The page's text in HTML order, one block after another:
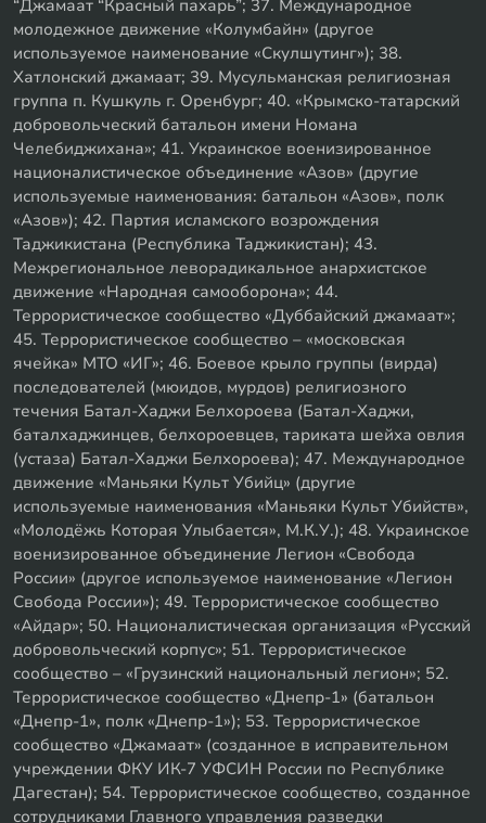
“Джамаат “Красный пахарь”; 37. Международное
молодежное движение «Колумбайн» (другое
используемое наименование «Скулшутинг»); 38.
Хатлонский джамаат; 39. Мусульманская религиозная
группа п. Кушкуль г. Оренбург; 40. «Крымско-татарский
добровольческий батальон имени Номана
Челебиджихана»; 41. Украинское военизированное
националистическое объединение «Азов» (другие
используемые наименования: батальон «Азов», полк
«Азов»); 42. Партия исламского возрождения
Таджикистана (Республика Таджикистан); 43.
Межрегиональное леворадикальное анархистское
движение «Народная самооборона»; 44.
Террористическое сообщество «Дуббайский джамаат»;
45. Террористическое сообщество – «московская
ячейка» МТО «ИГ»; 46. Боевое крыло группы (вирда)
последователей (мюидов, мурдов) религиозного
течения Батал-Хаджи Белхороева (Батал-Хаджи,
баталхаджинцев, белхороевцев, тариката шейха овлия
(устаза) Батал-Хаджи Белхороева); 47. Международное
движение «Маньяки Культ Убийц» (другие
используемые наименования «Маньяки Культ Убийств»,
«Молодёжь Которая Улыбается», М.К.У.); 48. Украинское
военизированное объединение Легион «Свобода
России» (другое используемое наименование «Легион
Свобода России»); 49. Террористическое сообщество
«Айдар»; 50. Националистическая организация «Русский
добровольческий корпус»; 51. Террористическое
сообщество – «Грузинский национальный легион»; 52.
Террористическое сообщество «Днепр-1» (батальон
«Днепр-1», полк «Днепр-1»); 53. Террористическое
сообщество «Джамаат» (созданное в исправительном
учреждении ФКУ ИК-7 УФСИН России по Республике
Дагестан); 54. Террористическое сообщество, созданное
сотрудниками Главного управления разведки